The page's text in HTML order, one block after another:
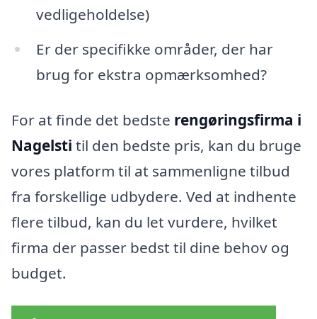
vedligeholdelse)
Er der specifikke områder, der har
brug for ekstra opmærksomhed?
For at finde det bedste rengøringsfirma i
Nagelsti til den bedste pris, kan du bruge
vores platform til at sammenligne tilbud
fra forskellige udbydere. Ved at indhente
flere tilbud, kan du let vurdere, hvilket
firma der passer bedst til dine behov og
budget.